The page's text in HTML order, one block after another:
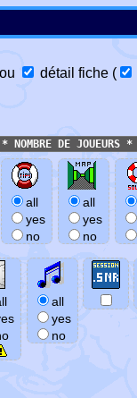
ou détail fiche (
all
yes
no
all
yes
no
all
yes
no